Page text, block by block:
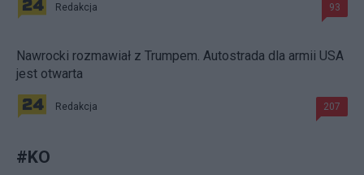
Redakcja 93
Nawrocki rozmawiał z Trumpem. Autostrada dla armii USA
jest otwarta
Redakcja 207
#KO